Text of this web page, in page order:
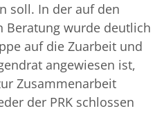
soll. In der auf den
Beratung wurde deutlich
auf die Zuarbeit und
angewiesen ist,
Zusammenarbeit
der PRK schlossen